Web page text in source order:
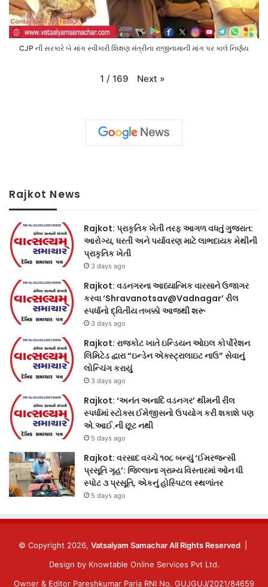
CJP ની સરકારે બે માંગ સ્વીકારી શિક્ષણ મંત્રીના રાજીનામાની માંગ પર કાલે નિર્ણય
1 / 169 Next »
Rajkot News
Rajkot: પ્રાકૃતિક ખેતી તરફ આગળ વધતું ગુજરાત:
આરોગ્ય, ધરતી અને પર્યાવરણ માટે લાભદાયક મેથીની
પ્રાકૃતિક ખેતી
3 days ago
Rajkot: વડનગરના આધ્યાત્મિક વારસાને ઉજાગર
કરવા ‘Shravanotsav@Vadnagar’ રીલ
સ્પર્ધાનો દ્વિતીય તબક્કો આજથી શરૂ
3 days ago
Rajkot: રાજકોટ ખાતે ઇન્ડિયન ઓઇલ કોર્પોરેશન
લિમિટેડ દ્વારા “ઇન્ડેન એક્સ્ટ્રાલાઇટ નાઉ” સેવાનું
લોન્ચિંગ કરાયું
3 days ago
Rajkot: ‘અનંત અનાદિ વડનગર’ થીમની રીલ
સ્પર્ધામાં સ્ટોક્સ ઈમેજીસનો ઉપયોગ કરી શકાશે પણ
એ.આઈ.ની છૂટ નથી
5 days ago
Rajkot: વરસાદ વચ્ચે ૧૦૮ બન્યું ‘ઈમરજન્સી
પ્રસૂતિ ગૃહ’: જિલ્લાના ગ્રામ્ય વિસ્તારમાં ઓન ધી
સ્પોટ ૩ પ્રસૂતિ, એકનું હોસ્પિટલ સ્થળાંતર
5 days ago
© Copyright 2026, Vatsalyam Samachar All Rights Reserved
Design by Knowtable Online Services Pvt Ltd.
Owner & Editor Pareshkumar Paria RNI No. GUJGUJ/2021/84659